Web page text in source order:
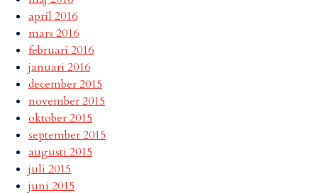
april 2016
mars 2016
februari 2016
januari 2016
december 2015
november 2015
oktober 2015
september 2015
augusti 2015
juli 2015
juni 2015